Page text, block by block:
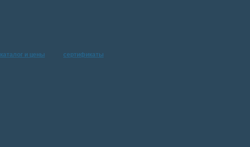
каталог и цены сертификаты